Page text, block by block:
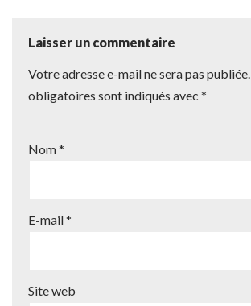
Laisser un commentaire
Votre adresse e-mail ne sera pas publiée.
obligatoires sont indiqués avec *
Nom*
E-mail*
Site web